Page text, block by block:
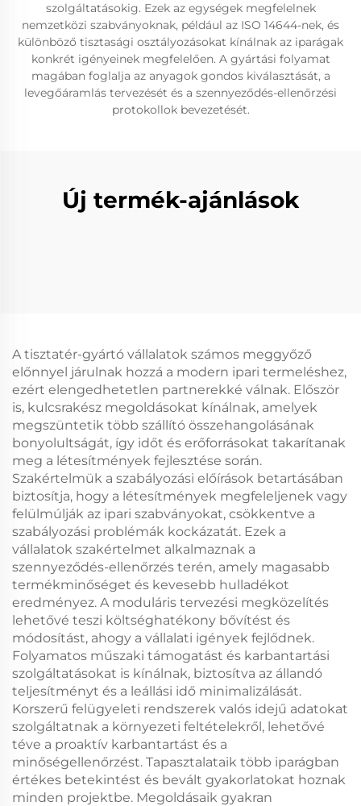
szolgáltatásokig. Ezek az egységek megfelelnek
nemzetközi szabványoknak, például az ISO 14644-nek, és
különböző tisztasági osztályozásokat kínálnak az iparágak
konkrét igényeinek megfelelően. A gyártási folyamat
magában foglalja az anyagok gondos kiválasztását, a
levegőáramlás tervezését és a szennyeződés-ellenőrzési
protokollok bevezetését.
Új termék-ajánlások
A tisztatér-gyártó vállalatok számos meggyőző
előnnyel járulnak hozzá a modern ipari termeléshez,
ezért elengedhetetlen partnerekké válnak. Először
is, kulcsrakész megoldásokat kínálnak, amelyek
megszüntetik több szállító összehangolásának
bonyolultságát, így időt és erőforrásokat takarítanak
meg a létesítmények fejlesztése során.
Szakértelmük a szabályozási előírások betartásában
biztosítja, hogy a létesítmények megfeleljenek vagy
felülmúlják az ipari szabványokat, csökkentve a
szabályozási problémák kockázatát. Ezek a
vállalatok szakértelmet alkalmaznak a
szennyeződés-ellenőrzés terén, amely magasabb
termékminőséget és kevesebb hulladékot
eredményez. A moduláris tervezési megközelítés
lehetővé teszi költséghatékony bővítést és
módosítást, ahogy a vállalati igények fejlődnek.
Folyamatos műszaki támogatást és karbantartási
szolgáltatásokat is kínálnak, biztosítva az állandó
teljesítményt és a leállási idő minimalizálását.
Korszerű felügyeleti rendszerek valós idejű adatokat
szolgáltatnak a környezeti feltételekről, lehetővé
téve a proaktív karbantartást és a
minőségellenőrzést. Tapasztalataik több iparágban
értékes betekintést és bevált gyakorlatokat hoznak
minden projektbe. Megoldásaik gyakran